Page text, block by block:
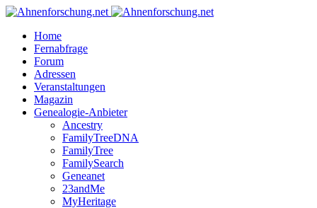
Home
Fernabfrage
Forum
Adressen
Veranstaltungen
Magazin
Genealogie-Anbieter
Ancestry
FamilyTreeDNA
FamilyTree
FamilySearch
Geneanet
23andMe
MyHeritage